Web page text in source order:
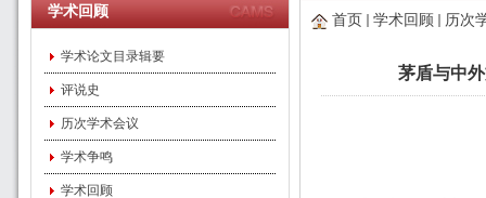
学术回顾
学术论文目录辑要
评说史
历次学术会议
学术争鸣
学术回顾
首页 学术回顾 历次
茅盾与中